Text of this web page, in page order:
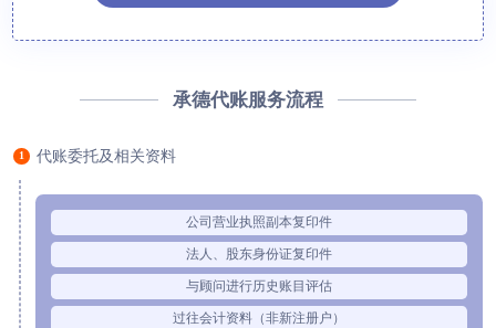
承德代账服务流程
1 代账委托及相关资料
公司营业执照副本复印件
法人、股东身份证复印件
与顾问进行历史账目评估
过往会计资料（非新注册户）